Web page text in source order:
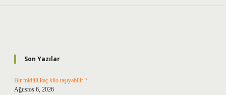
Son Yazılar
Bir midilli kaç kilo taşıyabilir ?
Ağustos 6, 2026